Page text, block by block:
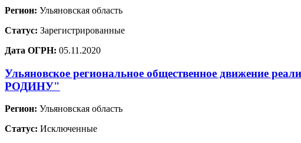
Регион: Ульяновская область
Статус: Зарегистрированные
Дата ОГРН: 05.11.2020
Ульяновское региональное общественное
РОДИНУ"
Регион: Ульяновская область
Статус: Исключенные